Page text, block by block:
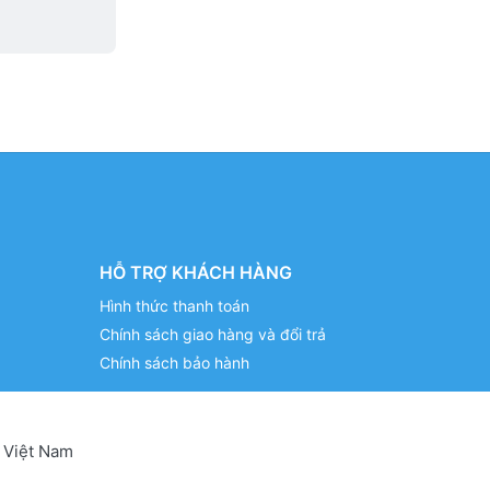
HỖ TRỢ KHÁCH HÀNG
Hình thức thanh toán
Chính sách giao hàng và đổi trả
Chính sách bảo hành
Nam